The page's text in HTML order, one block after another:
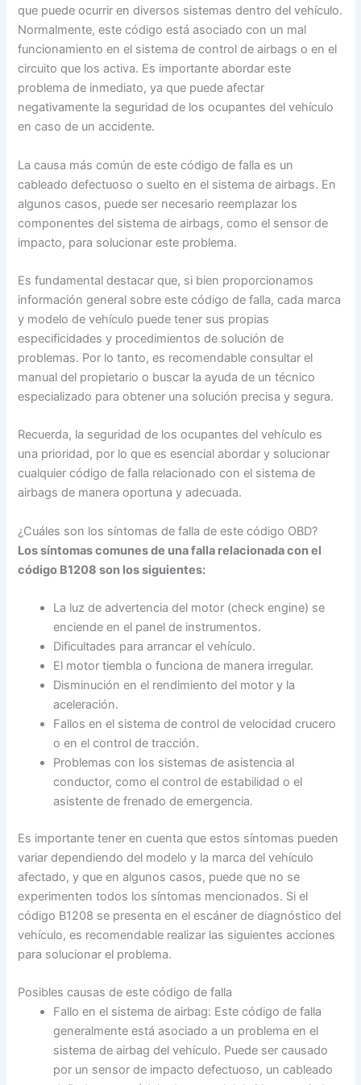
que puede ocurrir en diversos sistemas dentro del vehículo.
Normalmente, este código está asociado con un mal
funcionamiento en el sistema de control de airbags o en el
circuito que los activa. Es importante abordar este
problema de inmediato, ya que puede afectar
negativamente la seguridad de los ocupantes del vehículo
en caso de un accidente.
La causa más común de este código de falla es un
cableado defectuoso o suelto en el sistema de airbags. En
algunos casos, puede ser necesario reemplazar los
componentes del sistema de airbags, como el sensor de
impacto, para solucionar este problema.
Es fundamental destacar que, si bien proporcionamos
información general sobre este código de falla, cada marca
y modelo de vehículo puede tener sus propias
especificidades y procedimientos de solución de
problemas. Por lo tanto, es recomendable consultar el
manual del propietario o buscar la ayuda de un técnico
especializado para obtener una solución precisa y segura.
Recuerda, la seguridad de los ocupantes del vehículo es
una prioridad, por lo que es esencial abordar y solucionar
cualquier código de falla relacionado con el sistema de
airbags de manera oportuna y adecuada.
¿Cuáles son los síntomas de falla de este código OBD?
Los síntomas comunes de una falla relacionada con el
código B1208 son los siguientes:
La luz de advertencia del motor (check engine) se
enciende en el panel de instrumentos.
Dificultades para arrancar el vehículo.
El motor tiembla o funciona de manera irregular.
Disminución en el rendimiento del motor y la
aceleración.
Fallos en el sistema de control de velocidad crucero
o en el control de tracción.
Problemas con los sistemas de asistencia al
conductor, como el control de estabilidad o el
asistente de frenado de emergencia.
Es importante tener en cuenta que estos síntomas pueden
variar dependiendo del modelo y la marca del vehículo
afectado, y que en algunos casos, puede que no se
experimenten todos los síntomas mencionados. Si el
código B1208 se presenta en el escáner de diagnóstico del
vehículo, es recomendable realizar las siguientes acciones
para solucionar el problema.
Posibles causas de este código de falla
Fallo en el sistema de airbag: Este código de falla
generalmente está asociado a un problema en el
sistema de airbag del vehículo. Puede ser causado
por un sensor de impacto defectuoso, un cableado